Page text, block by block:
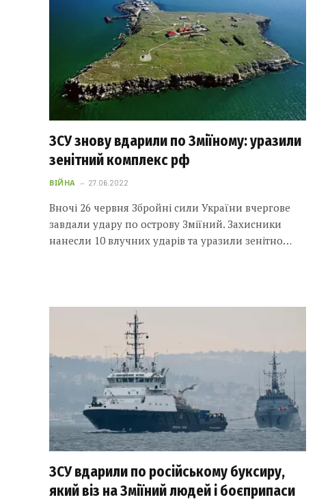
ЗСУ знову вдарили по Зміїному: уразили
зенітний комплекс рф
ВІЙНА 27.06.2022
Вночі 26 червня Збройні сили України вчергове
завдали удару по острову Зміїний. Захисники
нанесли 10 влучних ударів та уразили зенітно…
ЗСУ вдарили по російському буксиру,
який віз на Зміїний людей і боєприпаси